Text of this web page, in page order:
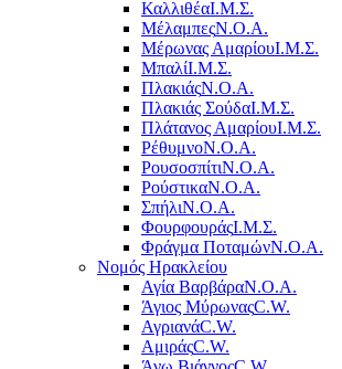
ΚαλλιθέαΙ.Μ.Σ.
ΜέλαμπεςΝ.Ο.Α.
Μέρωνας ΑμαρίουΙ.Μ.Σ.
ΜπαλίΙ.Μ.Σ.
ΠλακιάςΝ.Ο.Α.
Πλακιάς ΣούδαΙ.Μ.Σ.
Πλάτανος ΑμαρίουΙ.Μ.Σ.
ΡέθυμνοΝ.Ο.Α.
ΡουσοσπίτιΝ.Ο.Α.
ΡούστικαΝ.Ο.Α.
ΣπήλιΝ.Ο.Α.
ΦουρφουράςΙ.Μ.Σ.
Φράγμα ΠοταμώνΝ.Ο.Α.
Νομός Ηρακλείου
Αγία ΒαρβάραΝ.Ο.Α.
Άγιος ΜύρωναςC.W.
ΑγριανάC.W.
ΑμιράςC.W.